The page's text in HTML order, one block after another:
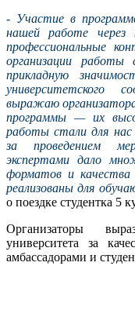
- Участие в
нашей работе через
профессиональные
организации
прикладную
университетского
выражаю
программы — их
работы стали для нас
за проведением
экспертами дало
форматов и
реализованы для
о поездке студентка 5
Организаторы
университета за
амбассадорами и